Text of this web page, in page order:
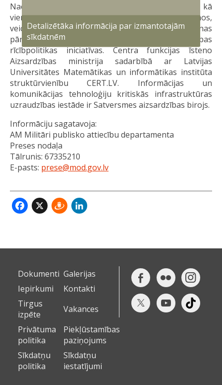
Nacionālais kiberdrošības centrs darbojas kā
vienotais kontaktpunkts kiberdrošības jautājumos,
veic nacionālo kiberdrošības prasību ieviešanas
pārraudzību, kā arī izstrādā nacionālās kiberdrošības
rīcībpolitikas iniciatīvas. Centra funkcijas īsteno
Aizsardzības ministrija sadarbībā ar Latvijas
Universitātes Matemātikas un informātikas institūta
struktūrvienību CERT.LV. Informācijas un
komunikācijas tehnoloģiju kritiskās infrastruktūras
uzraudzības iestāde ir Satversmes aizsardzības birojs.
Informāciju sagatavoja:
AM Militāri publisko attiecību departamenta
Preses nodaļa
Tālrunis: 67335210
E-pasts: prese@mod.gov.lv
Facebook
X Draugiem
Dokumenti Galerijas
Iepirkumi
Kontakti
Tirgus
izpēte
Vakances
Privātuma
politika
Piekļūstamības
paziņojums
Sīkdatņu
politika
Sīkdatņu
iestatījumi
Detalizētāka informācija par izmantotajām
sīkdatnēm